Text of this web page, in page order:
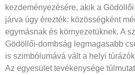
kezdeményezésére, akik a
járva úgy érezték: közösségként
egymásnak és környezetüknek. A
Gödöllői-dombság legmagasabb
is szimbólumává vált a helyi
Az egyesület tevékenysége